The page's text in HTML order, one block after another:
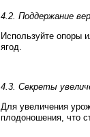
4.2. Поддержание
Используйте опоры
ягод.
4.3. Секреты
Для увеличения
плодоношения, что